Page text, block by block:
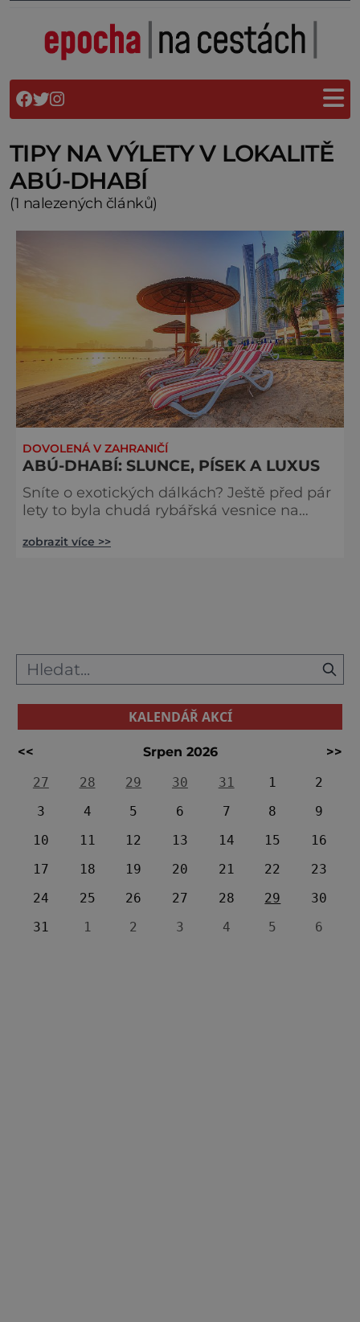
TIPY NA VÝLETY V LOKALITĚ
ABÚ-DHABÍ
(1 nalezených článků)
DOVOLENÁ V ZAHRANIČÍ
ABÚ-DHABÍ: SLUNCE, PÍSEK A LUXUS
Sníte o exotických dálkách? Ještě před pár
lety to byla chudá rybářská vesnice na
Dhabí hlavním městem Spojených
zobrazit více >>
KALENDÁŘ AKCÍ
<< Srpen 2026
>>
27
28 29 30 31 1
2
3
4 5 6 7 8
9
10
11 12 13 14 15
16
17
18 19 20 21 22
23
24
25 26 27 28 29
30
31
1 2 3 4 5 6